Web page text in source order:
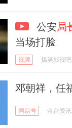
公安局
当场打脸
视频 搞笑影视吧
邓朝祥，任
网易号 金台资讯